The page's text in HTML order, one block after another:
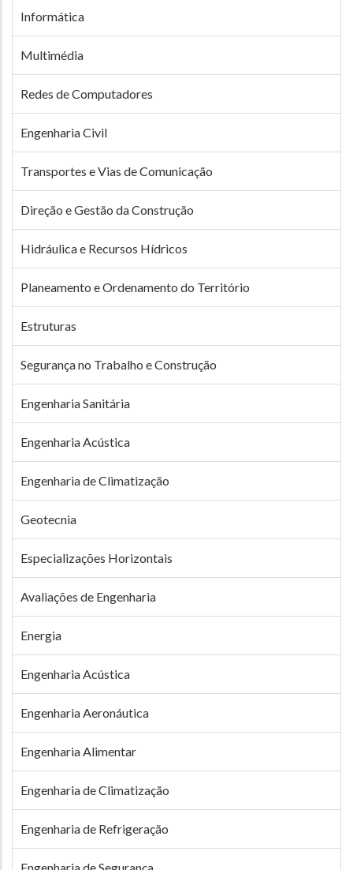
Informática
Multimédia
Redes de Computadores
Engenharia Civil
Transportes e Vias de Comunicação
Direção e Gestão da Construção
Hidráulica e Recursos Hídricos
Planeamento e Ordenamento do Território
Estruturas
Segurança no Trabalho e Construção
Engenharia Sanitária
Engenharia Acústica
Engenharia de Climatização
Geotecnia
Especializações Horizontais
Avaliações de Engenharia
Energia
Engenharia Acústica
Engenharia Aeronáutica
Engenharia Alimentar
Engenharia de Climatização
Engenharia de Refrigeração